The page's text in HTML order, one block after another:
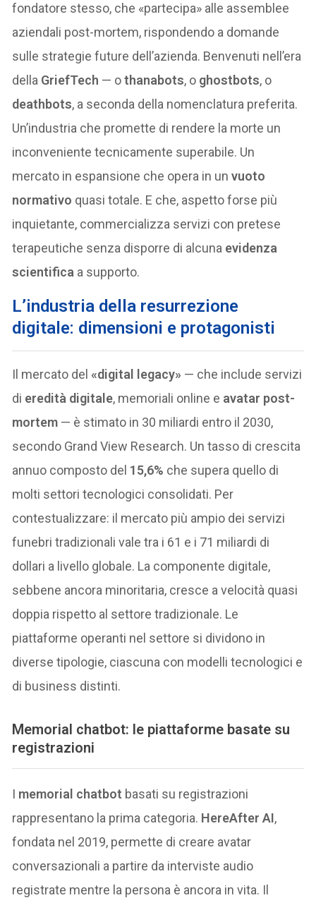
fondatore stesso, che «partecipa» alle assemblee
aziendali post-mortem, rispondendo a domande
sulle strategie future dell’azienda. Benvenuti nell’era
della GriefTech — othanabots, o ghostbots, o
deathbots, a seconda della nomenclatura preferita.
Un’industria che promette di rendere la morte un
inconveniente tecnicamente superabile. Un
mercato in espansione che opera in unvuoto
normativo quasi totale. E che, aspetto forse più
inquietante, commercializza servizi con pretese
terapeutiche senza disporre di alcuna evidenza
scientifica a supporto.
L’industria della resurrezione
digitale: dimensioni e protagonisti
Il mercato del «digital legacy» — che include servizi
di eredità digitale, memoriali online e avatar post-
mortem — è stimato in 30 miliardi entro il 2030,
secondo Grand View Research. Un tasso di crescita
annuo composto del 15,6% che supera quello di
molti settori tecnologici consolidati. Per
contestualizzare: il mercato più ampio dei servizi
funebri tradizionali vale tra i 61 e i 71 miliardi di
dollari a livello globale. La componente digitale,
sebbene ancora minoritaria, cresce a velocità quasi
doppia rispetto al settore tradizionale. Le
piattaforme operanti nel settore si dividono in
diverse tipologie, ciascuna con modelli tecnologici e
di business distinti.
Memorial chatbot: le piattaforme basate su
registrazioni
I memorial chatbot basati su registrazioni
rappresentano la prima categoria. HereAfter AI,
fondata nel 2019, permette di creare avatar
conversazionali a partire da interviste audio
registrate mentre la persona è ancora in vita. Il